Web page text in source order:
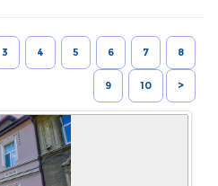
3 4 5 6 7 8
9 10 >